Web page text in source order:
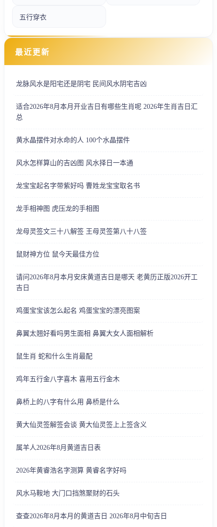
五行穿衣
最近更新
龙脉风水是阳宅还是阴宅 民间风水阴宅吉凶
适合2026年8月本月开业吉日有哪些生肖呢 2026年生肖吉日汇
总
黄水晶摆件对水命的人 100个水晶摆件
风水怎样算山的吉凶图 风水择日一本通
龙宝宝起名字带紫好吗 曹姓龙宝宝取名书
龙手相神图 虎压龙的手相图
龙母灵签文三十八解签 王母灵签第八十八签
鼠财神方位 鼠今天最佳方位
请问2026年8月本月安床黄道吉日是哪天 老黄历正版2026开工
吉日
鸡蛋宝宝该怎么起名 鸡蛋宝宝的漂亮图案
鼻翼太翘好看吗男生面相 鼻翼大女人面相解析
鼠生肖 蛇和什么生肖最配
鸡年五行金八字喜木 喜用五行金木
鼻桥上的八字有什么用 鼻桥是什么
黄大仙灵签解签会谈 黄大仙灵签上上签含义
属羊人2026年8月黄道吉日表
2026年黄睿浩名字测算 黄睿名字好吗
风水马鞍地 大门口挡煞聚财的石头
查查2026年8月本月的黄道吉日 2026年8月中旬吉日